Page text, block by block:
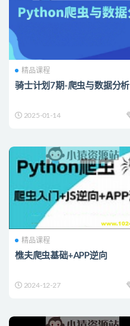
精品课程
骑士计划7期-爬虫与数据分析
2025-01-14
精品课程
樵夫爬虫基础+APP逆向
2024-12-27